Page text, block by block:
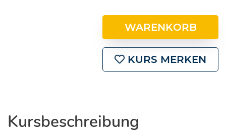
WARENKORB
KURS MERKEN
Kursbeschreibung